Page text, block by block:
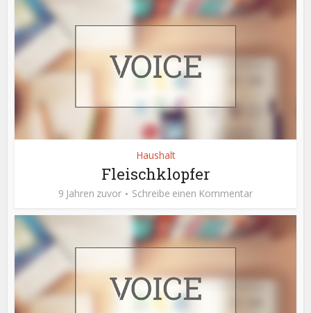
Haushalt
Fleischklopfer
9 Jahren zuvor Schreibe einen Kommentar